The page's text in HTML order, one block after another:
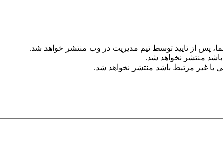
پس از تایید توسط تیم مدیریت در وب منتشر خواهد شد.
باشد منتشر نخواهد شد.
یا غیر مرتبط باشد منتشر نخواهد شد.